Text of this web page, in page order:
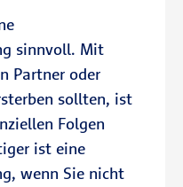
sinnvoll. Mit
Partner oder
sollten, ist
Folgen
ist eine
wenn Sie nicht